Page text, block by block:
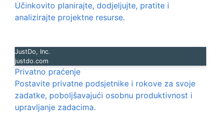
Učinkovito planirajte, dodjeljujte, pratite i
analizirajte projektne resurse.
JustDo, Inc.
justdo.com
Privatno praćenje
Postavite privatne podsjetnike i rokove za svoje
zadatke, poboljšavajući osobnu produktivnost i
upravljanje zadacima.